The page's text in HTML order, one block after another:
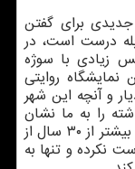
جدیدی برای گفتن
بله درست است، در
زیادی با سوژه
نمایشگاه روایتی
و آنچه این شهر
را به ما نشان
داده است و وضعیت شهری را كه با گذشت بیشتر از ۳۰ سال از
نكرده و تنها به